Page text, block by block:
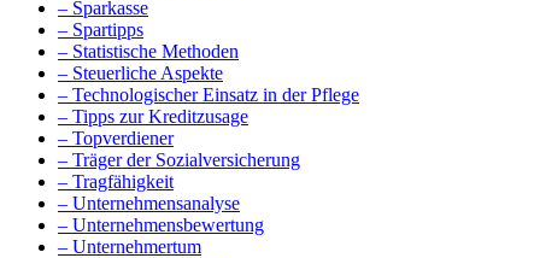
– Sparkasse
– Spartipps
– Statistische Methoden
– Steuerliche Aspekte
– Technologischer Einsatz in der Pflege
– Tipps zur Kreditzusage
– Topverdiener
– Träger der Sozialversicherung
– Tragfähigkeit
– Unternehmensanalyse
– Unternehmensbewertung
– Unternehmertum